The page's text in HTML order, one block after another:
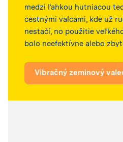
medzi ľahkou hutniacou
cestnými valcami, kde už
nestačí, no použitie
bolo neefektívne alebo
Vibračný zeminový